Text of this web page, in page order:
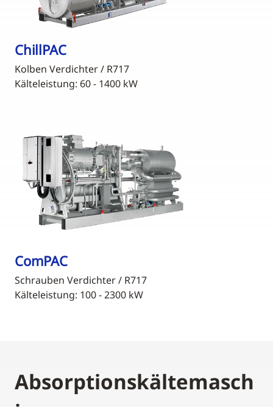
ChillPAC
Kolben Verdichter / R717
Kälteleistung: 60 - 1400 kW
ComPAC
Schrauben Verdichter / R717
Kälteleistung: 100 - 2300 kW
Absorptionskältemasch